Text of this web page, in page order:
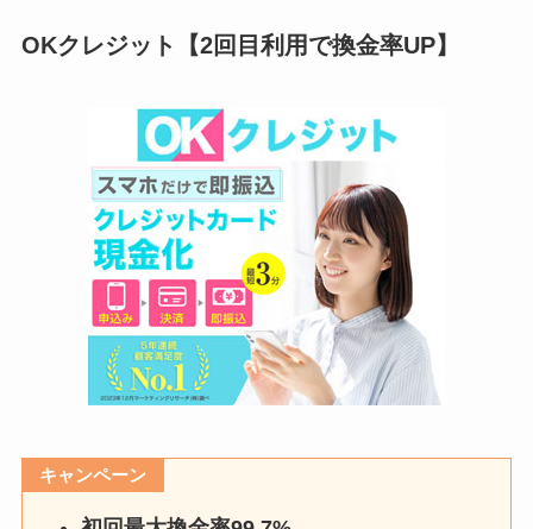
OKクレジット【2回目利用で換金率UP】
キャンペーン